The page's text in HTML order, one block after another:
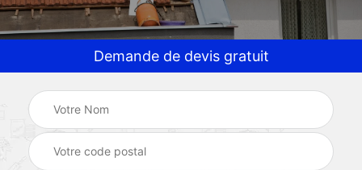
Demande de devis gratuit